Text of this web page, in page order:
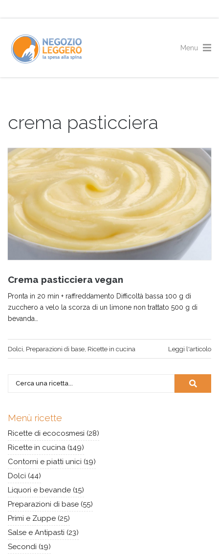
crema pasticciera
Crema pasticciera vegan
Pronta in 20 min + raffreddamento Difficoltà bassa 100 g di
zucchero a velo la scorza di un limone non trattato 500 g di
bevanda…
Dolci Preparazioni di base Ricette in cucina Leggi l'articolo
Menù ricette
Ricette di ecocosmesi (28)
Ricette in cucina (149)
Contorni e piatti unici (19)
Dolci (44)
Liquori e bevande (15)
Preparazioni di base (55)
Primi e Zuppe (25)
Salse e Antipasti (23)
Secondi (19)